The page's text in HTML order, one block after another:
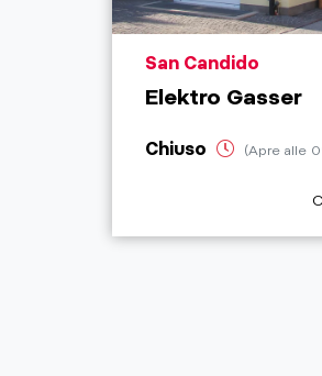
San Candido
Elektro Gasser
Chiuso (Apre alle